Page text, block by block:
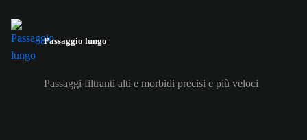
Passaggio lungo
Passaggi filtranti alti e morbidi precisi e più veloci